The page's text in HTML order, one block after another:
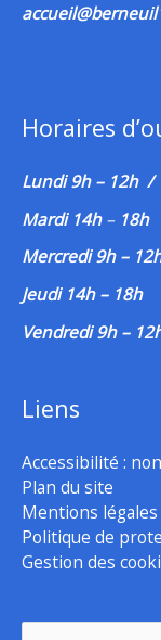
Horaires
Lundi 9h – 12h /
Mardi 14h– 18h
Mercredi 9h –
Jeudi 14h – 18h
Vendredi 9h –
Liens
Accessibilité :
Plan du site
Mentions légales
Politique de
Gestion des